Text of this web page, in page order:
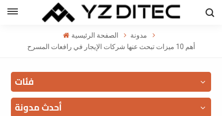
الصفحة الرئيسية
مدونة
أهم 10 ميزات تبحث عنها شركات الإيجار في رافعات المسرح
فئات
أحدث مدونة